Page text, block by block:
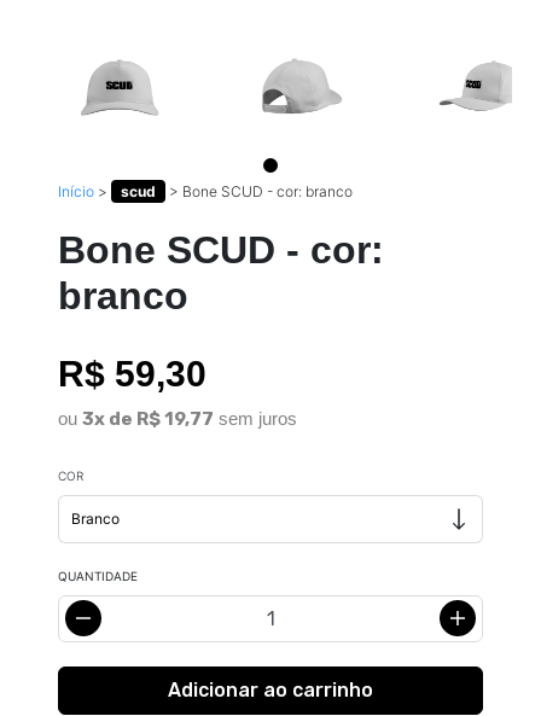
Início > scud > Bone SCUD - cor: branco
Bone SCUD - cor:
branco
R$ 59,30
ou 3x de R$ 19,77 sem juros
COR
QUANTIDADE